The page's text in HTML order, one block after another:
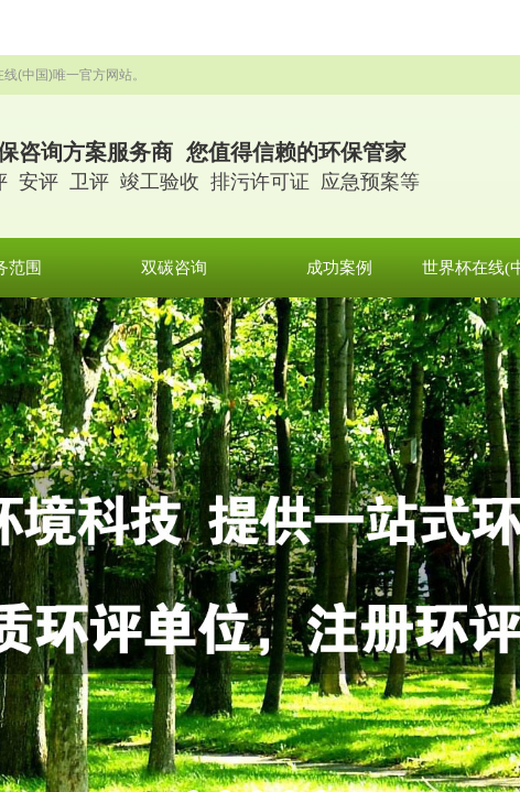
(中国)唯一官方网站。
咨询方案服务商 您值得信赖的环保管家
安评 卫评 竣工验收 排污许可证 应急预案等
范围 双碳咨询 成功案例